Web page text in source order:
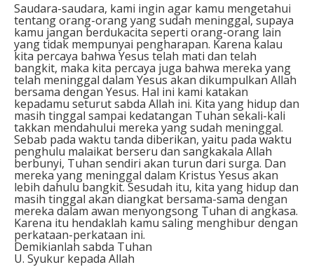
Saudara-saudara, kami ingin agar kamu mengetahui
tentang orang-orang yang sudah meninggal, supaya
kamu jangan berdukacita seperti orang-orang lain
yang tidak mempunyai pengharapan. Karena kalau
kita percaya bahwa Yesus telah mati dan telah
bangkit, maka kita percaya juga bahwa mereka yang
telah meninggal dalam Yesus akan dikumpulkan Allah
bersama dengan Yesus. Hal ini kami katakan
kepadamu seturut sabda Allah ini. Kita yang hidup dan
masih tinggal sampai kedatangan Tuhan sekali-kali
takkan mendahului mereka yang sudah meninggal.
Sebab pada waktu tanda diberikan, yaitu pada waktu
penghulu malaikat berseru dan sangkakala Allah
berbunyi, Tuhan sendiri akan turun dari surga. Dan
mereka yang meninggal dalam Kristus Yesus akan
lebih dahulu bangkit. Sesudah itu, kita yang hidup dan
masih tinggal akan diangkat bersama-sama dengan
mereka dalam awan menyongsong Tuhan di angkasa.
Karena itu hendaklah kamu saling menghibur dengan
perkataan-perkataan ini.
Demikianlah sabda Tuhan
U. Syukur kepada Allah